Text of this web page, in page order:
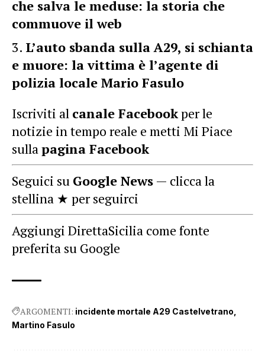
che salva le meduse: la storia che
commuove il web
L’auto sbanda sulla A29, si schianta
e muore: la vittima è l’agente di
polizia locale Mario Fasulo
Iscriviti al canale Facebookper le
notizie in tempo reale e metti Mi Piace
sullapagina Facebook
Seguici su Google News — clicca la
stellina ★ per seguirci
Aggiungi DirettaSicilia come fonte
preferita su Google
ARGOMENTI: incidente mortale A29 Castelvetrano
Martino Fasulo